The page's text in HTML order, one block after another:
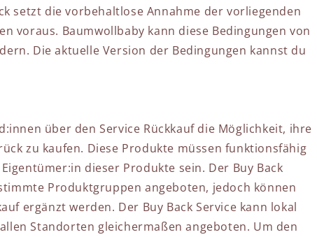
setzt die vorbehaltlose Annahme der vorliegenden
voraus. Baumwollbaby kann diese Bedingungen von
Die aktuelle Version der Bedingungen kannst du
über den Service Rückkauf die Möglichkeit, ihre
zu kaufen. Diese Produkte müssen funktionsfähig
dieser Produkte sein. Der Buy Back
Produktgruppen angeboten, jedoch können
ergänzt werden. Der Buy Back Service kann lokal
Standorten gleichermaßen angeboten. Um den